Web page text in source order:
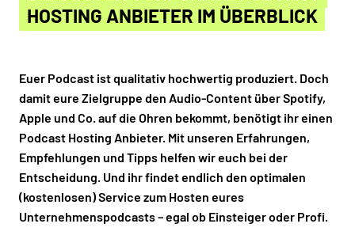
HOSTING ANBIETER IM ÜBERBLICK
Euer Podcast ist qualitativ hochwertig produziert. Doch
damit eure Zielgruppe den Audio-Content über Spotify,
Apple und Co. auf die Ohren bekommt, benötigt ihr einen
Podcast Hosting Anbieter. Mit unseren Erfahrungen,
Empfehlungen und Tipps helfen wir euch bei der
Entscheidung. Und ihr findet endlich den optimalen
(kostenlosen) Service zum Hosten eures
Unternehmenspodcasts – egal ob Einsteiger oder Profi.